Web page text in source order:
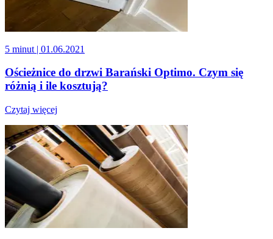
5 minut | 01.06.2021
Ościeżnice do drzwi Barański Optimo. Czym się
różnią i ile kosztują?
Czytaj więcej